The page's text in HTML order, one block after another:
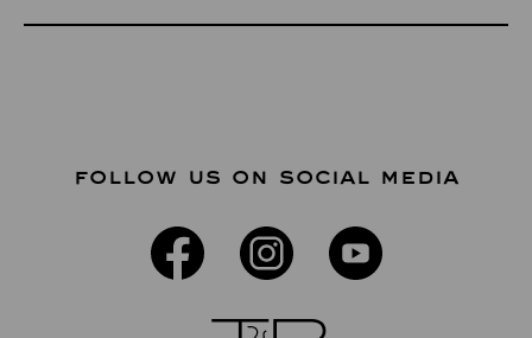
FOLLOW US ON SOCIAL MEDIA